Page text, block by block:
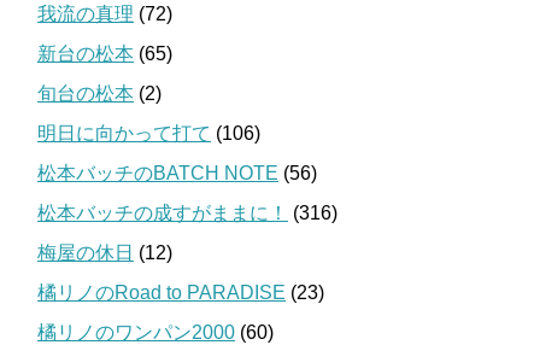
我流の真理 (72)
新台の松本 (65)
旬台の松本 (2)
明日に向かって打て (106)
松本バッチのBATCH NOTE (56)
松本バッチの成すがままに！
(316)
梅屋の休日 (12)
橘リノのRoad to PARADISE (23)
橘リノのワンパン2000 (60)